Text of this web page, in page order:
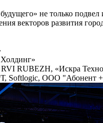
не только
векторов развития
RUBEZH, «Искра
Softlogic, ООО "Абонент